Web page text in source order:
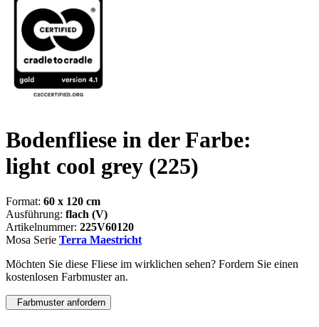
Bodenfliese in der Farbe:
light cool grey (225)
Format: 60 x 120 cm
Ausführung: flach (V)
Artikelnummer: 225V60120
Mosa Serie Terra Maestricht
Möchten Sie diese Fliese im wirklichen sehen? Fordern Sie einen
kostenlosen Farbmuster an.
Farbmuster anfordern